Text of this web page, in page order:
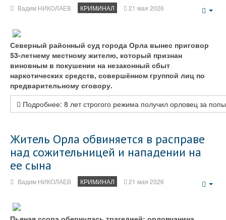
Вадим НИКОЛАЕВ КРИМИНАЛ 21 мая 2026
Северный районный суд города Орла вынес приговор
53-летнему местному жителю, который признан
виновным в покушении на незаконный сбыт
наркотических средств, совершённом группой лиц по
предварительному сговору.
Подробнее: 8 лет строгого режима получил орловец за
Житель Орла обвиняется в расправе
над сожительницей и нападении на
ее сына
Вадим НИКОЛАЕВ КРИМИНАЛ 21 мая 2026